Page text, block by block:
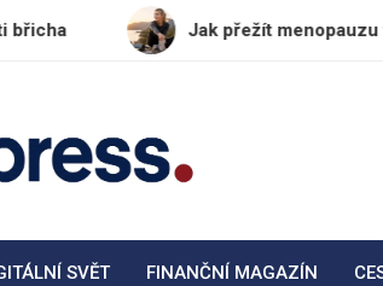
Jak přežít menopauzu v kondici:
SVĚT FINANČNÍ MAGAZÍN